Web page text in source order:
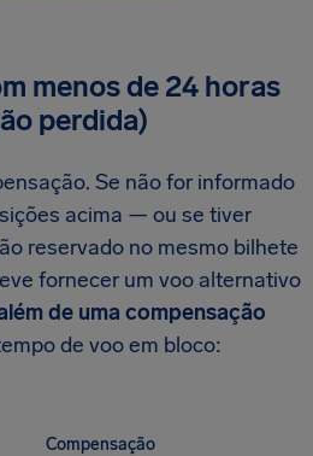
menos de 24 horas
perdida)
Se não for informado
acima — ou se tiver
reservado no mesmo bilhete
fornecer um voo alternativo
de uma compensação
de voo em bloco:
Compensação